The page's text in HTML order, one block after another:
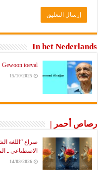
In het Nederlands
Gewoon toeval
15/10/2025
رصاص أحمر |
صراع “اللغة
الاصطناعي ـ
14/03/2026